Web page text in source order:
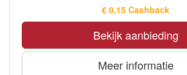
€ 0,15 Cashback
Bekijk aanbieding
Meer informatie